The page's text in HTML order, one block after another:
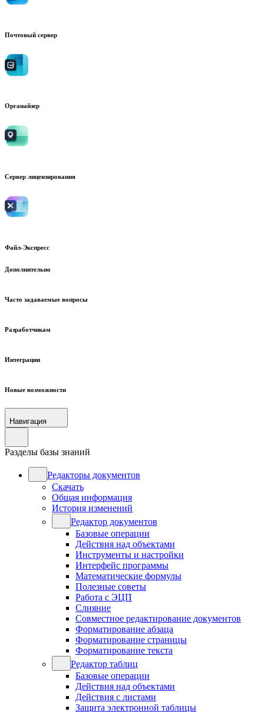
Почтовый сервер
Органайзер
Сервер лицензирования
Файл-Экспресс
Дополнительно
Часто задаваемые вопросы
Разработчикам
Интеграции
Новые возможности
Навигация
Разделы базы знаний
Редакторы документов
Скачать
Общая информация
История изменений
Редактор документов
Базовые операции
Действия над объектами
Инструменты и настройки
Интерфейс программы
Математические формулы
Полезные советы
Работа с ЭЦП
Слияние
Совместное редактирование документов
Форматирование абзаца
Форматирование страницы
Форматирование текста
Редактор таблиц
Базовые операции
Действия над объектами
Действия с листами
Защита электронной таблицы